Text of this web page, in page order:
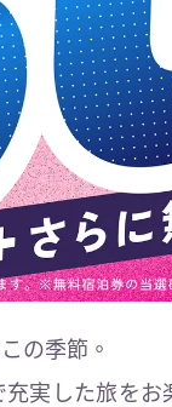
の季節。
実した旅を